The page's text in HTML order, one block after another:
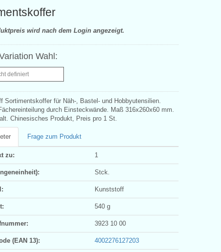
wird nach dem Login angezeigt.
Wahl:
definiert
Sortimentskoffer für Näh-, Bastel- und Hobbyutensilien.
durch Einsteckwände. Maß 316x260x60 mm.
Chinesisches Produkt, Preis pro 1 St.
Frage zum Produkt
zu: 1
Stck.
Kunststoff
540 g
3923 10 00
(EAN 13): 4002276127203